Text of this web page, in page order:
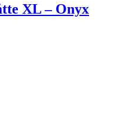
XL – Onyx